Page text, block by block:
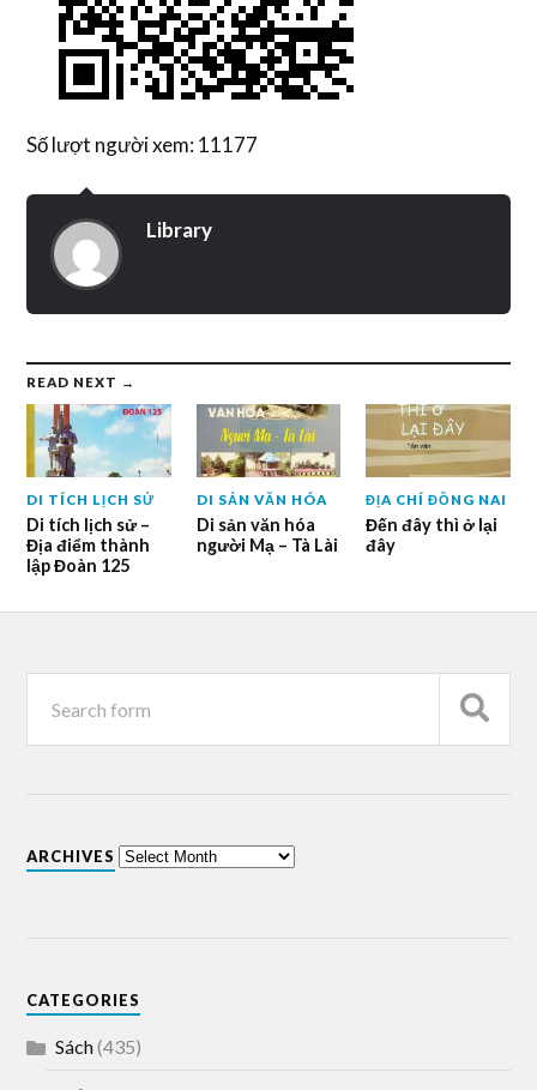
Số lượt người xem: 11177
Library
READ NEXT →
DI TÍCH LỊCH SỬ
Di tích lịch sử –
Địa điểm thành
lập Đoàn 125
DI SẢN VĂN HÓA
Di sản văn hóa
người Mạ – Tà Lài
ĐỊA CHÍ ĐỒNG NAI
Đến đây thì ở lại
đây
ARCHIVES
CATEGORIES
Sách(435)